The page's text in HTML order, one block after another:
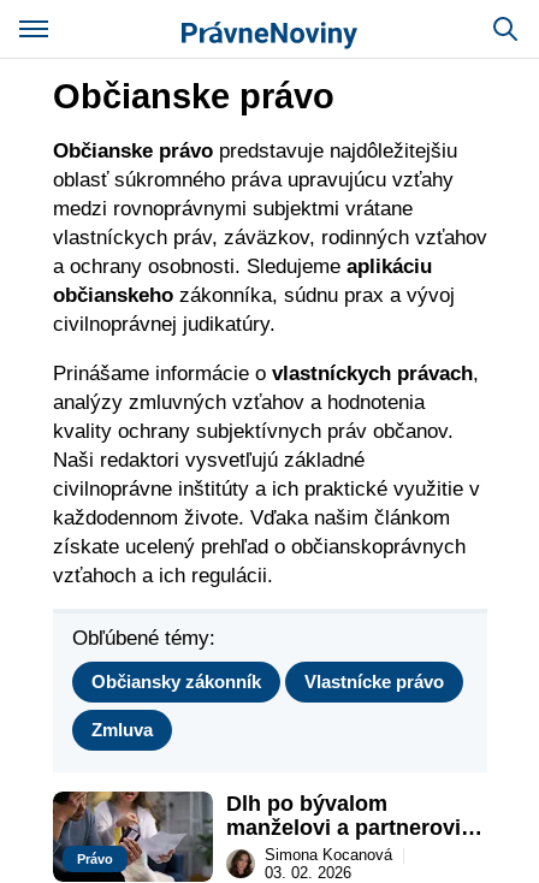
Občianske právo
Občianske právopredstavuje najdôležitejšiu
oblasť súkromného práva upravujúcu vzťahy
medzi rovnoprávnymi subjektmi vrátane
vlastníckych práv, záväzkov, rodinných vzťahov
a ochrany osobnosti. Sledujeme aplikáciu
občianskehozákonníka, súdnu prax a vývoj
civilnoprávnej judikatúry.
Prinášame informácie o vlastníckych právach,
analýzy zmluvných vzťahov a hodnotenia
kvality ochrany subjektívnych práv občanov.
Naši redaktori vysvetľujú základné
civilnoprávne inštitúty a ich praktické využitie v
každodennom živote. Vďaka našim článkom
získate ucelený prehľad o občianskoprávnych
vzťahoch a ich regulácii.
Obľúbené témy:
Občiansky zákonník Vlastnícke právo
Zmluva
Právo
Dlh po bývalom
manželovi a partnerovi:
Kedy zaň zodpovedám?
Simona Kocanová
03. 02. 2026